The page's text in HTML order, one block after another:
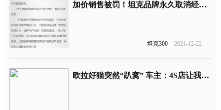
加价销售被罚！坦克品牌永久取消经销商经营授权
坦克300 2021-12-22
欧拉好猫突然“趴窝” 车主：4S店让我自己检查线路